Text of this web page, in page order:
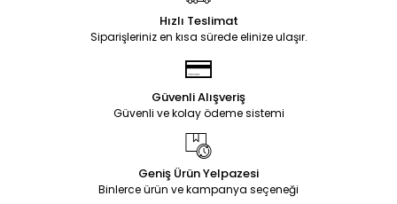
Hızlı Teslimat
Siparişleriniz en kısa sürede elinize ulaşır.
Güvenli Alışveriş
Güvenli ve kolay ödeme sistemi
Geniş Ürün Yelpazesi
Binlerce ürün ve kampanya seçeneği